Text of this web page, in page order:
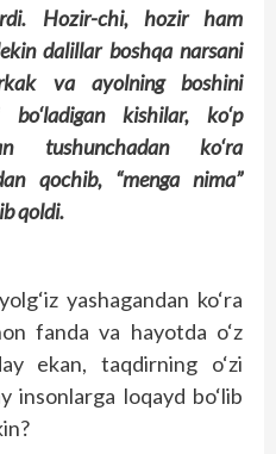
Hozir-chi, hozir ham
dalillar boshqa narsani
va ayolning boshini
kishilar, ko‘p
tushunchadan ko‘ra
qochib, “menga nima”
qoldi.
yashagandan ko‘ra
fanda va hayotda o‘z
ekan, taqdirning o‘zi
insonlarga loqayd bo‘lib